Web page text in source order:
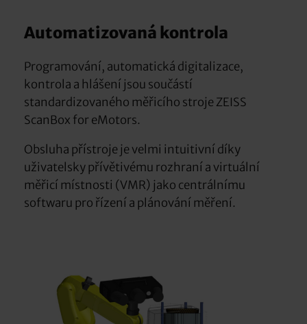
Automatizovaná kontrola
Programování, automatická digitalizace,
kontrola a hlášení jsou součástí
standardizovaného měřicího stroje ZEISS
ScanBox for eMotors.
Obsluha přístroje je velmi intuitivní díky
uživatelsky přívětivému rozhraní a virtuální
měřicí místnosti (VMR) jako centrálnímu
softwaru pro řízení a plánování měření.